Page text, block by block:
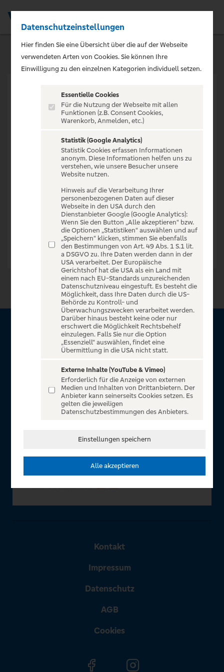
VERANSTALTUNG NICHT
GEFUNDEN
Zur Startseite
Über VR Entertain
für alle Kunden der Volksbanken Raiffeisenbanken. Auf
unserem einzigartigen Portal finden Sie Tickets für
atemberaubende Konzerte, Musicals und Shows, die
Fußball-Bundesliga sowie die Champions League und die
In Zusammenarbeit mit
Kontakt
Impressum
Datenschutz
AGB
Cookies
Datenschutzeinstellungen
Hier finden Sie eine Übersicht über die auf der Webseite
verwendeten Arten von Cookies. Sie können Ihre
Einwilligung zu den einzelnen Kategorien individuell setzen.
Essentielle Cookies
Für die Nutzung der Webseite mit allen
Funktionen (z.B. Consent Cookies,
Warenkorb, Anmelden, etc.)
Statistik (Google Analytics)
Statistik Cookies erfassen Informationen
anonym. Diese Informationen helfen uns zu
verstehen, wie unsere Besucher unsere
Website nutzen.
Hinweis auf die Verarbeitung Ihrer
personenbezogenen Daten auf dieser
Webseite in den USA durch den
Dienstanbieter Google (Google Analytics):
Wenn Sie den Button „Alle akzeptieren“ bzw.
die Optionen „Statistiken“ auswählen und auf
„Speichern“ klicken, stimmen Sie ebenfalls
den Bestimmungen von Art. 49 Abs. 1 S.1 lit.
a DSGVO zu. Ihre Daten werden dann in der
USA verarbeitet. Der Europäische
Gerichtshof hat die USA als ein Land mit
einem nach EU-Standards unzureichenden
Datenschutzniveau eingestuft. Es besteht die
Möglichkeit, dass Ihre Daten durch die US-
Behörde zu Kontroll- und
Überwachungszwecken verarbeitet werden.
Darüber hinaus besteht keine oder nur
erschwert die Möglichkeit Rechtsbehelf
einzulegen. Falls Sie nur die Option
„Essenziell“ auswählen, findet eine
Übermittlung in die USA nicht statt.
Externe Inhalte (YouTube & Vimeo)
Erforderlich für die Anzeige von externen
Medien und Inhalten von Drittanbietern. Der
Anbieter kann seinerseits Cookies setzen. Es
gelten die jeweiligen
Datenschutzbestimmungen des Anbieters.
Einstellungen speichern
Alle akzeptieren